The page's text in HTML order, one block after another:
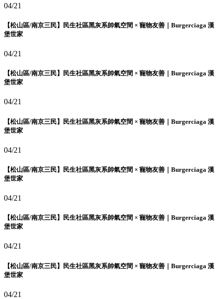
04/21
【松山區/南京三民】民生社區黑灰系帥氣空間 × 寵物友善｜Burgerciaga 漢
堡世家
04/21
【松山區/南京三民】民生社區黑灰系帥氣空間 × 寵物友善｜Burgerciaga 漢
堡世家
04/21
【松山區/南京三民】民生社區黑灰系帥氣空間 × 寵物友善｜Burgerciaga 漢
堡世家
04/21
【松山區/南京三民】民生社區黑灰系帥氣空間 × 寵物友善｜Burgerciaga 漢
堡世家
04/21
【松山區/南京三民】民生社區黑灰系帥氣空間 × 寵物友善｜Burgerciaga 漢
堡世家
04/21
【松山區/南京三民】民生社區黑灰系帥氣空間 × 寵物友善｜Burgerciaga 漢
堡世家
04/21